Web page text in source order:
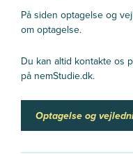
På siden optagelse og
om optagelse.
Du kan altid kontakte os
på nemStudie.dk.
Optagelse og